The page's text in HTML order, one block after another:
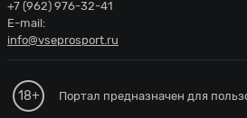
+7 (962) 976-32-41
E-mail:
info@vseprosport.ru
18+ Портал предназначен для